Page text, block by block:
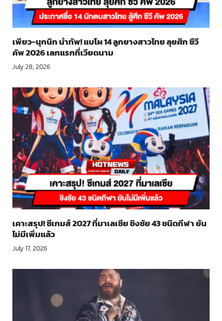
เพียว-นุกนิก นำทัพ! แบโผ 14 ลูกยางสาวไทย ลุยศึก ซีวี
คัพ 2026 เลกแรกที่เวียดนาม
July 28, 2026
เคาะสรุป! ซีเกมส์ 2027 ที่มาเลเซีย ชิงชัย 43 ชนิดกีฬา ยัน
ไม่มีเพิ่มแล้ว
July 17, 2026